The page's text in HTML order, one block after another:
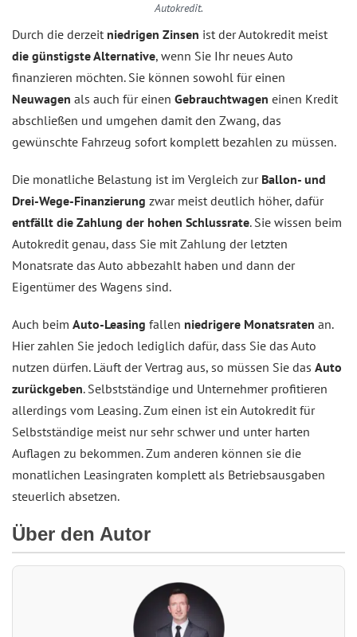
Autokredit.
Durch die derzeit niedrigen Zinsen ist der Autokredit meist
die günstigste Alternative, wenn Sie Ihr neues Auto
finanzieren möchten. Sie können sowohl für einen
Neuwagen als auch für einen Gebrauchtwagen einen Kredit
abschließen und umgehen damit den Zwang, das
gewünschte Fahrzeug sofort komplett bezahlen zu müssen.
Die monatliche Belastung ist im Vergleich zur Ballon- und
Drei-Wege-Finanzierung zwar meist deutlich höher, dafür
entfällt die Zahlung der hohen Schlussrate. Sie wissen beim
Autokredit genau, dass Sie mit Zahlung der letzten
Monatsrate das Auto abbezahlt haben und dann der
Eigentümer des Wagens sind.
Auch beim Auto-Leasing fallen niedrigere Monatsraten an.
Hier zahlen Sie jedoch lediglich dafür, dass Sie das Auto
nutzen dürfen. Läuft der Vertrag aus, so müssen Sie das Auto
zurückgeben. Selbstständige und Unternehmer profitieren
allerdings vom Leasing. Zum einen ist ein Autokredit für
Selbstständige meist nur sehr schwer und unter harten
Auflagen zu bekommen. Zum anderen können sie die
monatlichen Leasingraten komplett als Betriebsausgaben
steuerlich absetzen.
Über den Autor